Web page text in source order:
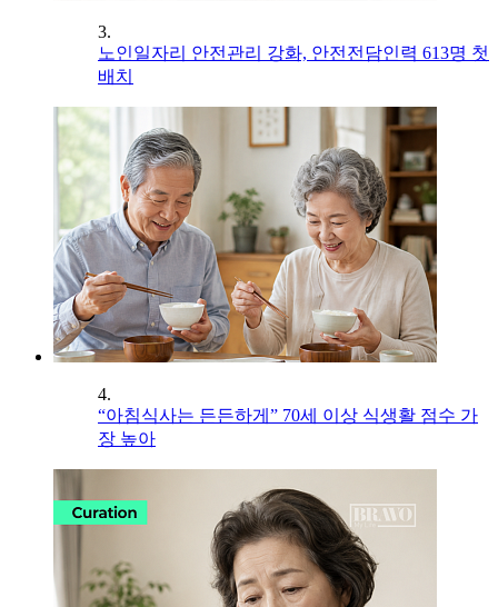
3.
노인일자리 안전관리 강화, 안전전담인력 613명 첫
배치
4.
“아침식사는 든든하게” 70세 이상 식생활 점수 가
장 높아